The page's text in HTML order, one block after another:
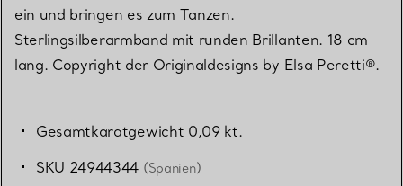
ein und bringen es zum Tanzen.
Sterlingsilberarmband mit runden Brillanten. 18 cm
lang. Copyright der Originaldesigns by Elsa Peretti®.
Gesamtkaratgewicht 0,09 kt.
SKU 24944344 (Spanien)